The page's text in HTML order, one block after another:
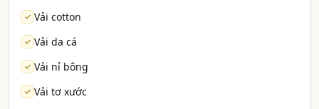
Vải cotton
Vải da cá
Vải nỉ bông
Vải tơ xước